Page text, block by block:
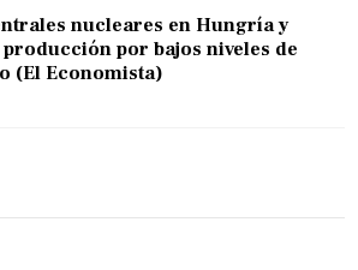
nucleares en Hungría y
por bajos niveles de
(El Economista)